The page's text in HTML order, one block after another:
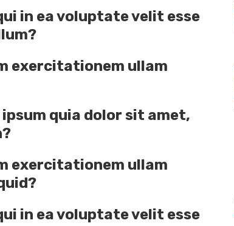
in ea voluptate velit esse
exercitationem ullam
quia dolor sit amet,
exercitationem ullam
in ea voluptate velit esse